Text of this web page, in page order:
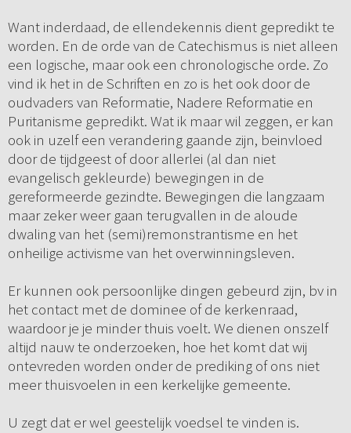
Want inderdaad, de ellendekennis dient gepredikt te
worden. En de orde van de Catechismus is niet alleen
een logische, maar ook een chronologische orde. Zo
vind ik het in de Schriften en zo is het ook door de
oudvaders van Reformatie, Nadere Reformatie en
Puritanisme gepredikt. Wat ik maar wil zeggen, er kan
ook in uzelf een verandering gaande zijn, beinvloed
door de tijdgeest of door allerlei (al dan niet
evangelisch gekleurde) bewegingen in de
gereformeerde gezindte. Bewegingen die langzaam
maar zeker weer gaan terugvallen in de aloude
dwaling van het (semi)remonstrantisme en het
onheilige activisme van het overwinningsleven.
Er kunnen ook persoonlijke dingen gebeurd zijn, bv in
het contact met de dominee of de kerkenraad,
waardoor je je minder thuis voelt. We dienen onszelf
altijd nauw te onderzoeken, hoe het komt dat wij
ontevreden worden onder de prediking of ons niet
meer thuisvoelen in een kerkelijke gemeente.
U zegt dat er wel geestelijk voedsel te vinden is.